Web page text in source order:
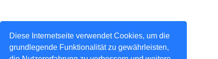
Diese Internetseite verwendet Cookies, um die
grundlegende Funktionalität zu gewährleisten,